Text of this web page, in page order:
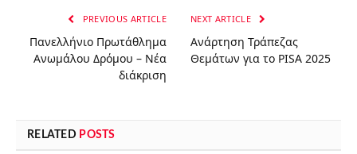
PREVIOUS ARTICLE
Πανελλήνιο Πρωτάθλημα
Ανωμάλου Δρόμου – Νέα
διάκριση
NEXT ARTICLE
Ανάρτηση Τράπεζας
Θεμάτων για το PISA 2025
RELATED POSTS